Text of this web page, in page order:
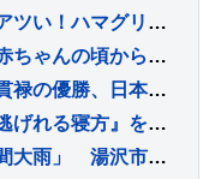
今、インスタント袋麺の塩味がアツい！ハマグリに毛がに！ラーメン店顔負けの麺も！専門家ゲキ推しの7品を大家族が1週間ガチ比較！【それスタ】
『郵便配達員』と遭遇した犬→赤ちゃんの頃から仲良しで…もはや仕事にならない光景が54万再生「足にめり込めそうw」「配達員さんも嬉しい」
日本記録保持者・中島ひとみが貫禄の優勝、日本タイ記録でハイレベルのレースを制す 予選で12秒62の日本新をマーク【陸上・富士北麓ワールドトライアル】
保護犬を飼った初日『いつでも逃げれる寝方』をしていて…愛情を与え続けた結果→感動的な『現在の寝相』に反響「愛されてる顔」「幸せで嬉しい」
【速報】秋田県に「記録的短時間大雨」 湯沢市付近で1時間に約100ミリの猛烈な雨 災害警戒 9日13:49時点